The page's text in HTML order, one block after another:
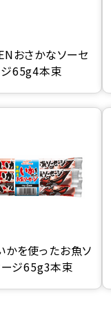
おさかなソーセ
65g4本束
かを使ったお魚ソ
ジ65g3本束